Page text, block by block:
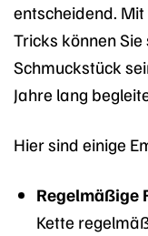
entscheidend.
Tricks können
Schmuckstück
Jahre lang
Hier sind einige
Regelmäßige
Kette